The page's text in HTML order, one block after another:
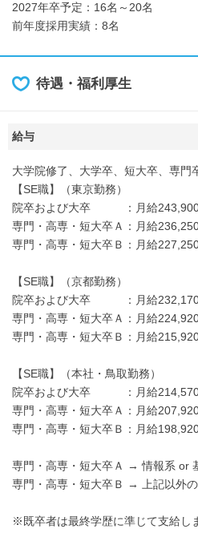
2027年卒予定：16名～20名
前年度採用実績：8名
待遇・福利厚生
給与
大学院修了、大学卒、短大卒、専門
【SE職】（東京勤務）
院卒および大卒 ：月給
専門・高専・短大卒Ａ：月給
専門・高専・短大卒Ｂ：月給
【SE職】（京都勤務）
院卒および大卒 ：月給
専門・高専・短大卒Ａ：月給
専門・高専・短大卒Ｂ：月給
【SE職】（本社・鳥取勤務）
院卒および大卒 ：月給
専門・高専・短大卒Ａ：月給
専門・高専・短大卒Ｂ：月給
専門・高専・短大卒Ａ → 情報系 or
専門・高専・短大卒Ｂ → 上記以外
※既卒者は最終学歴に準じて支給し